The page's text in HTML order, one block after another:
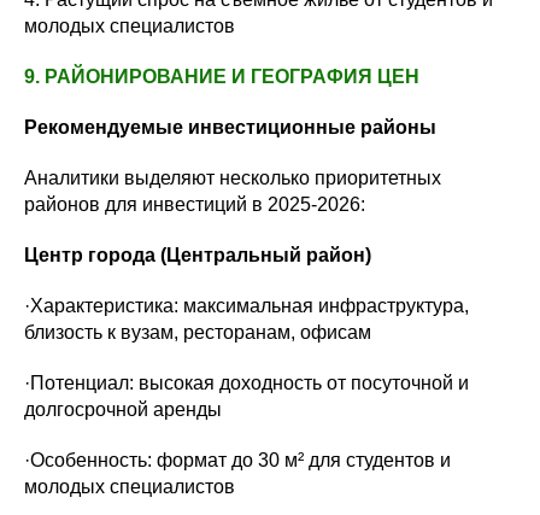
молодых специалистов
9. РАЙОНИРОВАНИЕ И ГЕОГРАФИЯ ЦЕН
Рекомендуемые инвестиционные районы
Аналитики выделяют несколько приоритетных
районов для инвестиций в 2025-2026:
Центр города (Центральный район)
·Характеристика: максимальная инфраструктура,
близость к вузам, ресторанам, офисам
·Потенциал: высокая доходность от посуточной и
долгосрочной аренды
·Особенность: формат до 30 м² для студентов и
молодых специалистов